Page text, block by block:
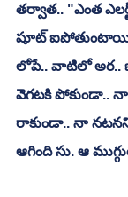
తర్వాత.. "ఎంత
షూట్
లోపే.. వాటిలో అర..
వెగటకి పోకుండా..
రాకుండా.. నా నటనని
ఆగింది సు. ఆ